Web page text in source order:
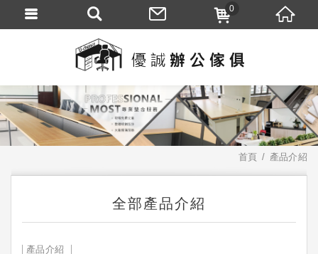
首頁 產品介紹
全部產品介紹
產品介紹
0